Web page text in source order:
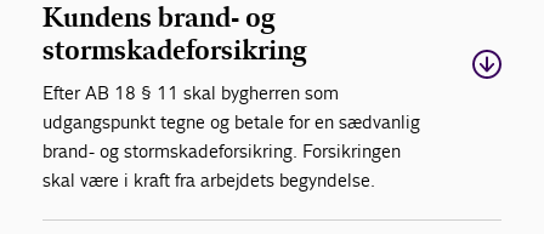
Kundens brand- og
stormskadeforsikring
Efter AB 18 § 11 skal bygherren som
udgangspunkt tegne og betale for en sædvanlig
brand- og stormskadeforsikring. Forsikringen
skal være i kraft fra arbejdets begyndelse.